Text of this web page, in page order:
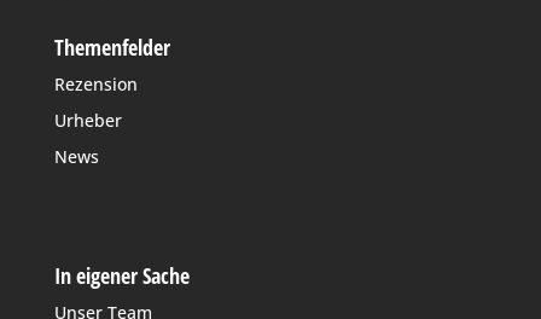
Themenfelder
Rezension
Urheber
News
In eigener Sache
Unser Team